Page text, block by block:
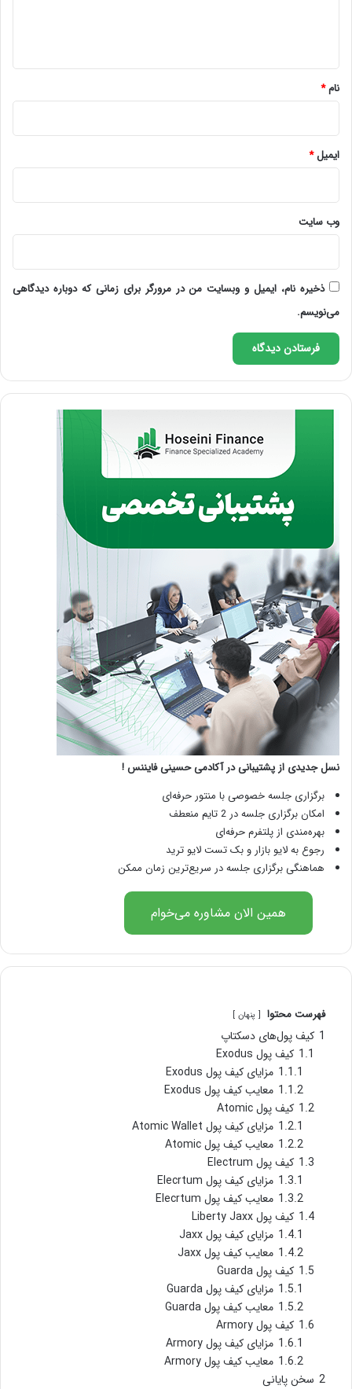
نام*
ایمیل*
وب‌ سایت
ذخیره نام، ایمیل و وبسایت من در مرورگر برای زمانی که دوباره دیدگاهی
می‌نویسم.
نسل جدیدی از پشتیبانی در آکادمی حسینی فایننس !
برگزاری جلسه خصوصی با منتور حرفه‌ای
امکان برگزاری جلسه در 2 تایم منعطف
بهره‌مندی از پلتفرم حرفه‌ای
رجوع به لایو بازار و بک تست لایو ترید
هماهنگی برگزاری جلسه در سریع‌ترین زمان ممکن
همین الان مشاوره می‌خوام
فهرست محتوا پنهان
1 کیف پول‌های دسکتاپ
1.1 کیف پول Exodus
1.1.1 مزایای کیف پول Exodus
1.1.2 معایب کیف پول Exodus
1.2 کیف پول Atomic
1.2.1 مزایای کیف پول Atomic Wallet
1.2.2 معایب کیف پول Atomic
1.3 کیف پول Electrum
1.3.1 مزایای کیف پول Elecrtum
1.3.2 معایب کیف پول Elecrtum
1.4 کیف پول Liberty Jaxx
1.4.1 مزایای کیف پول Jaxx
1.4.2 معایب کیف پول Jaxx
1.5 کیف پول Guarda
1.5.1 مزایای کیف پول Guarda
1.5.2 معایب کیف پول Guarda
1.6 کیف پول Armory
1.6.1 مزایای کیف پول Armory
1.6.2 معایب کیف پول Armory
2 سخن پایانی